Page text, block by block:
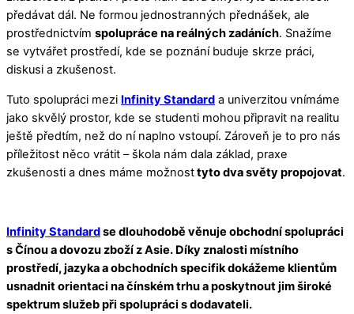
předávat dál. Ne formou jednostranných přednášek, ale
prostřednictvím spolupráce na reálných zadáních. Snažíme
se vytvářet prostředí, kde se poznání buduje skrze práci,
diskusi a zkušenost.
Tuto spolupráci mezi Infinity Standard a univerzitou vnímáme
jako skvělý prostor, kde se studenti mohou připravit na realitu
ještě předtím, než do ní naplno vstoupí. Zároveň je to pro nás
příležitost něco vrátit – škola nám dala základ, praxe
zkušenosti a dnes máme možnosttyto dva světy propojovat.
Infinity Standardse dlouhodobě věnuje obchodní spolupráci
s Čínou a dovozu zboží z Asie. Díky znalosti místního
prostředí, jazyka a obchodních specifik dokážeme klientům
usnadnit orientaci na čínském trhu a poskytnout jim široké
spektrum služeb při spolupráci s dodavateli.